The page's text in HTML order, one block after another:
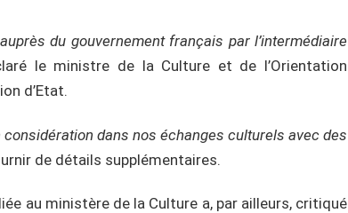
du gouvernement français par l’intermédiaire
le ministre de la Culture et de l’Orientation
d’Etat.
dans nos échanges culturels avec des
de détails supplémentaires.
au ministère de la Culture a, par ailleurs, critiqué